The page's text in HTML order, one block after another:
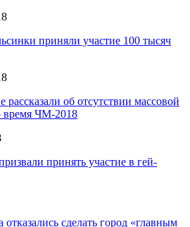
приняли участие 100 тысяч
об отсутствии массовой
время ЧМ-2018
принять участие в гей-
сделать город «главным